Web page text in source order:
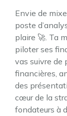
Envie de
poste
plaire 🚀. Ta
piloter ses
vas suivre de
financières,
des
cœur de la
fondateurs à